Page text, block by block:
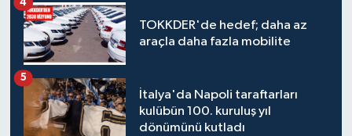
TOKKDER'de hedef; daha az
araçla daha fazla mobilite
4
İtalya'da Napoli taraftarları
kulübün 100. kuruluş yıl
dönümünü kutladı
5